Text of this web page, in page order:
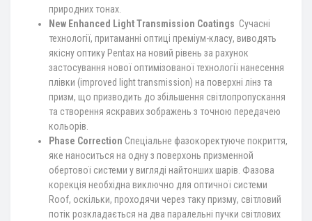
природних тонах.
New Enhanced Light Transmission Coatings Сучасні
технології, притаманні оптиці преміум-класу, виводять
якісну оптику Pentax на новий рівень за рахунок
застосування нової оптимізованої технології нанесення
плівки (improved light transmission) на поверхні лінз та
призм, що призводить до збільшення світлопропускання
та створення яскравих зображень з точною передачею
кольорів.
Phase Correction Спеціальне фазокоректуюче покриття,
яке наноситься на одну з поверхонь призменной
обертової системи у вигляді найтонших шарів. Фазова
корекція необхідна виключно для оптичної системи
Roof, оскільки, проходячи через таку призму, світловий
потік розкладається на два паралельні пучки світлових